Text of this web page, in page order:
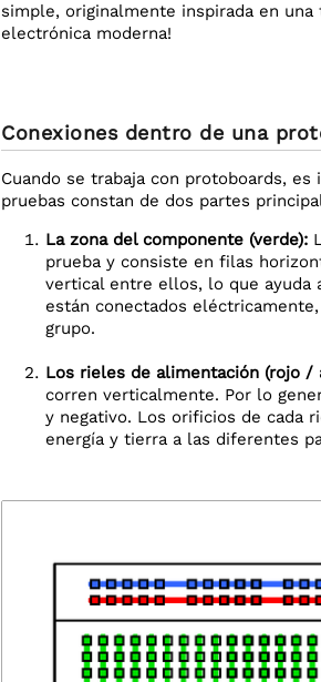
simple, originalmente inspirada en
electrónica moderna!
Conexiones dentro de una
Cuando se trabaja con protoboards,
pruebas constan de dos partes
La zona del componente (verde):
prueba y consiste en filas
vertical entre ellos, lo que ayuda
están conectados
grupo.
Los rieles de alimentación (rojo /
corren verticalmente. Por lo
y negativo. Los orificios de cada
energía y tierra a las diferentes